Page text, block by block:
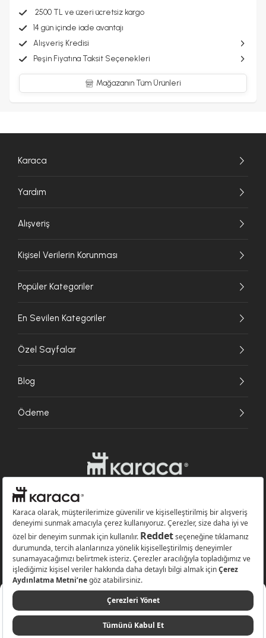
449,99 TL Sepete Ekle
2500 TL ve üzeri ücretsiz kargo
14 gün içinde iade avantajı
Alışveriş Kredisi
Peşin Fiyatına Taksit Seçenekleri
Mağazanın Tüm Ürünleri
Karaca
Yardım
Alışveriş
Kişisel Verilerin Korunması
Popüler Kategoriler
En Sevilen Kategoriler
Özel Sayfalar
Blog
Ödeme
Websitesinde kullanılan bazı görseller yapay zekâ (AI) ile üretilmiştir.
Karaca.com © 2026 - Karaca Züccaciye A.Ş. Tüm hakları saklıdır.